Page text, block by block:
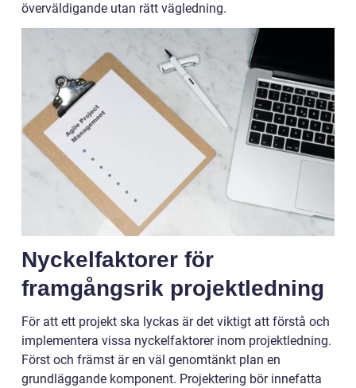
överväldigande utan rätt vägledning.
Nyckelfaktorer för
framgångsrik projektledning
För att ett projekt ska lyckas är det viktigt att förstå och
implementera vissa nyckelfaktorer inom projektledning.
Först och främst är en väl genomtänkt plan en
grundläggande komponent. Projektering bör innefatta